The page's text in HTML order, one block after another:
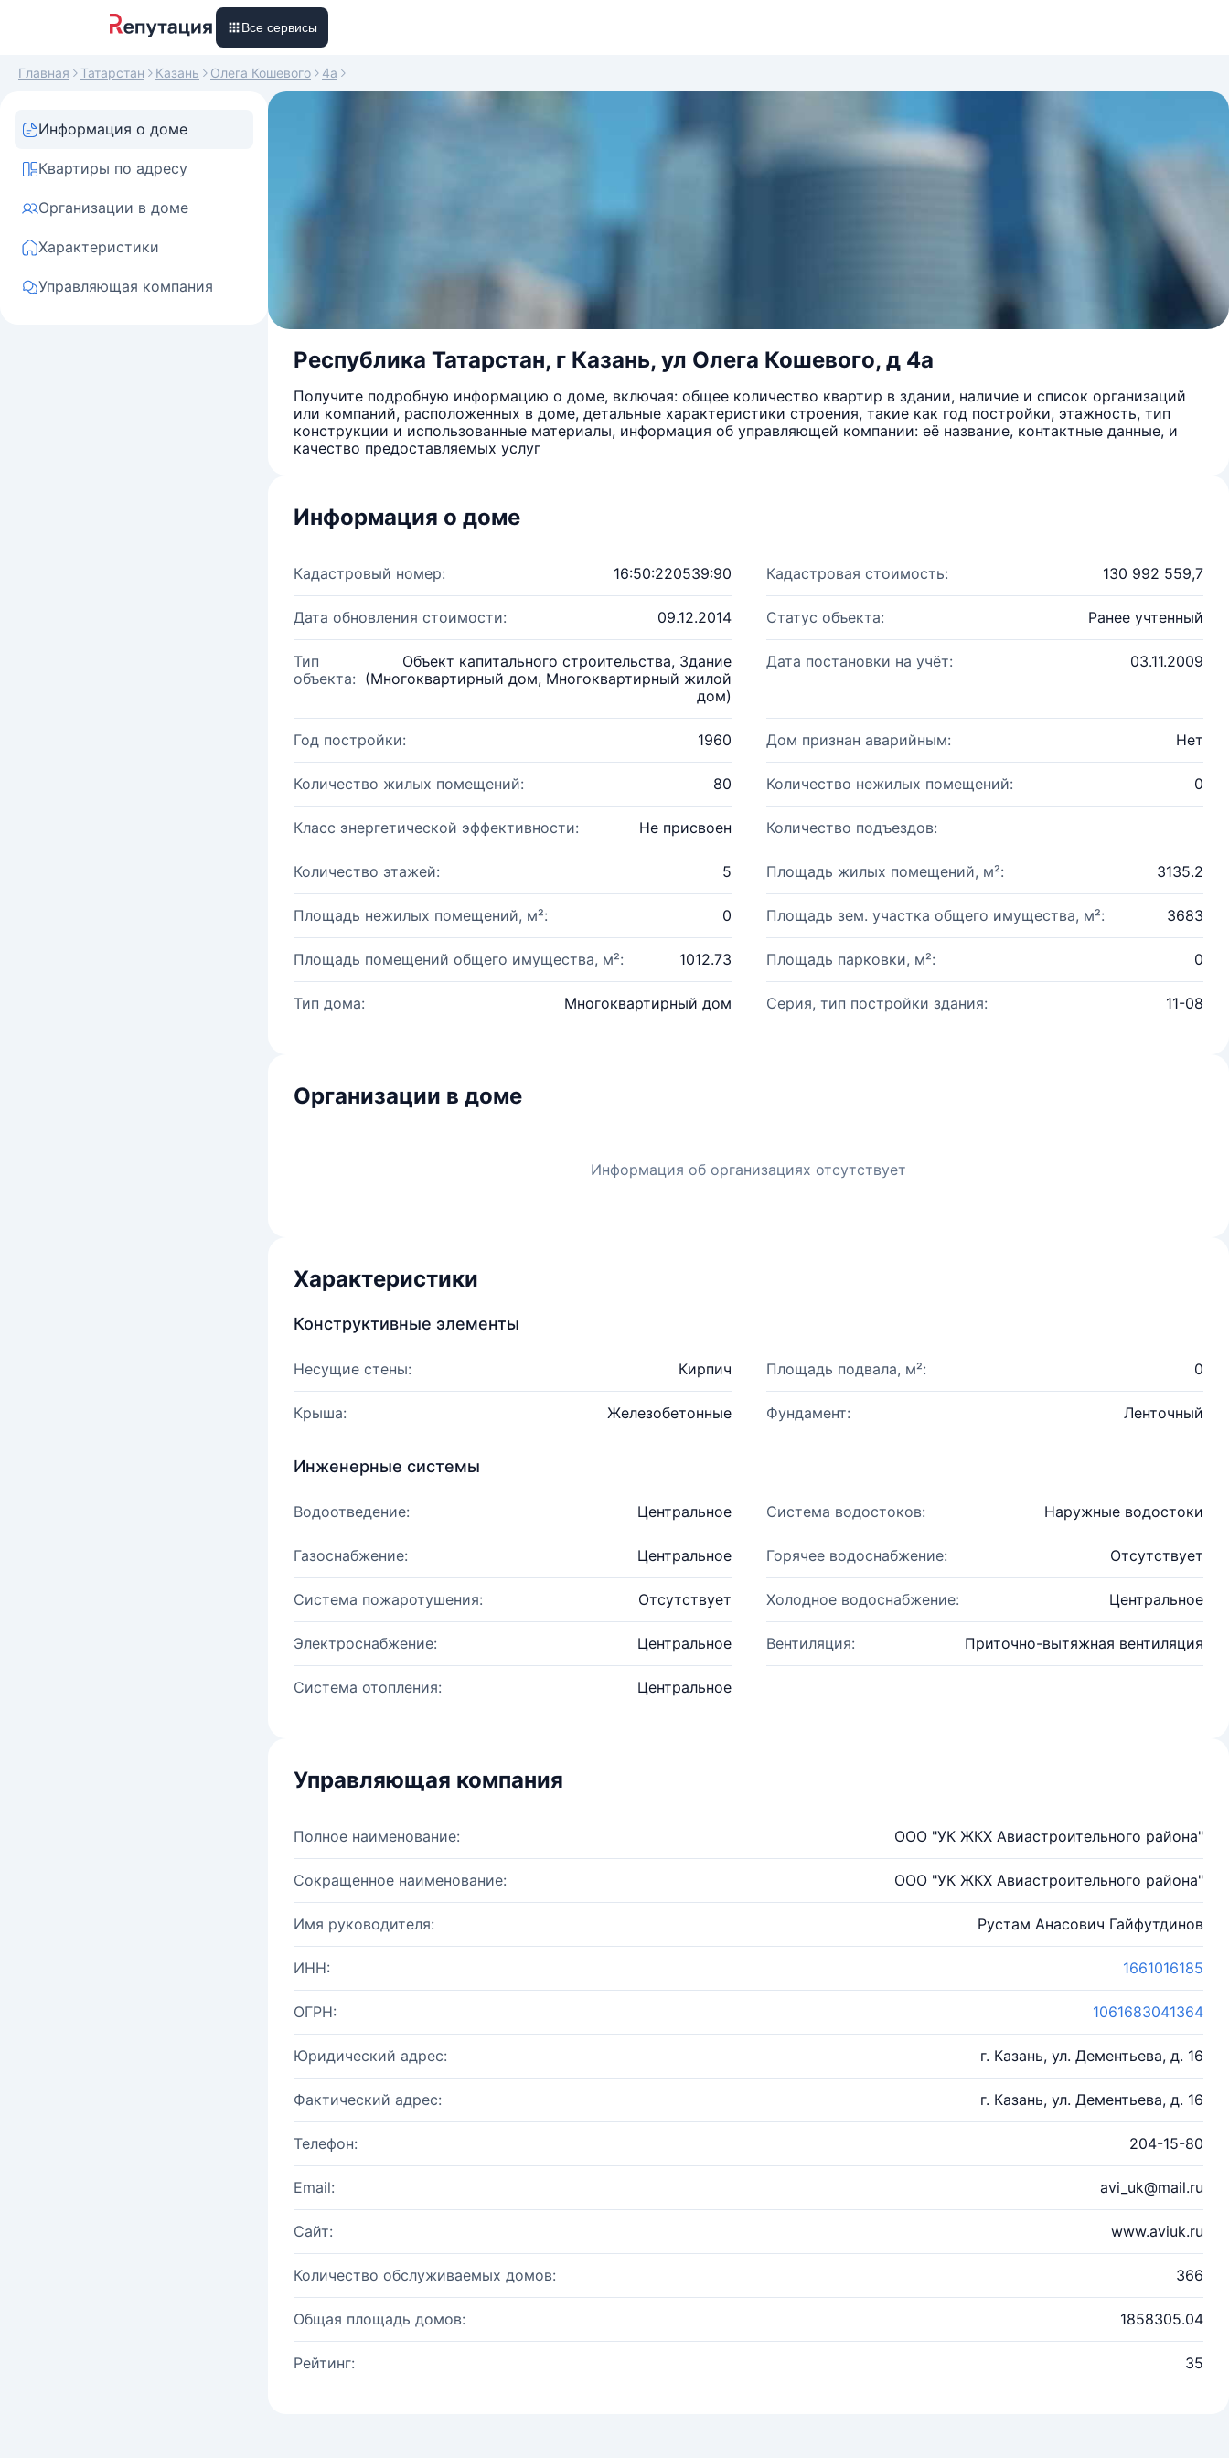
Все сервисы
Главная Татарстан Казань Олега Кошевого 4а
Информация о доме
Квартиры по адресу
Организации в доме
Характеристики
Управляющая компания
Республика Татарстан, г Казань, ул Олега Кошевого, д 4а
Получите подробную информацию о доме, включая: общее количество квартир в здании, наличие и список организаций
или компаний, расположенных в доме, детальные характеристики строения, такие как год постройки, этажность, тип
конструкции и использованные материалы, информация об управляющей компании: её название, контактные данные, и
качество предоставляемых услуг
Информация о доме
Кадастровый номер: 16:50:220539:90 Кадастровая стоимость: 130 992 559,7
Дата обновления стоимости: 09.12.2014 Статус объекта: Ранее учтенный
Тип
объекта:
Объект капитального строительства, Здание
(Многоквартирный дом, Многоквартирный жилой
дом)
Дата постановки на учёт: 03.11.2009
Год постройки: 1960 Дом признан аварийным: Нет
Количество жилых помещений: 80 Количество нежилых помещений: 0
Класс энергетической эффективности: Не присвоен Количество подъездов:
Количество этажей: 5 Площадь жилых помещений, м²: 3135.2
Площадь нежилых помещений, м²: 0 Площадь зем. участка общего имущества, м²: 3683
Площадь помещений общего имущества, м²: 1012.73 Площадь парковки, м²: 0
Тип дома: Многоквартирный дом Серия, тип постройки здания: 11-08
Организации в доме
Информация об организациях отсутствует
Характеристики
Конструктивные элементы
Несущие стены: Кирпич Площадь подвала, м²: 0
Крыша: Железобетонные Фундамент: Ленточный
Инженерные системы
Водоотведение: Центральное Система водостоков: Наружные водостоки
Газоснабжение: Центральное Горячее водоснабжение: Отсутствует
Система пожаротушения: Отсутствует Холодное водоснабжение: Центральное
Электроснабжение: Центральное Вентиляция: Приточно-вытяжная вентиляция
Система отопления: Центральное
Управляющая компания
Полное наименование: ООО "УК ЖКХ Авиастроительного района"
Сокращенное наименование: ООО "УК ЖКХ Авиастроительного района"
Имя руководителя: Рустам Анасович Гайфутдинов
ИНН: 1661016185
ОГРН: 1061683041364
Юридический адрес: г. Казань, ул. Дементьева, д. 16
Фактический адрес: г. Казань, ул. Дементьева, д. 16
Телефон: 204-15-80
Email: avi_uk@mail.ru
Сайт: www.aviuk.ru
Количество обслуживаемых домов: 366
Общая площадь домов: 1858305.04
Рейтинг: 35